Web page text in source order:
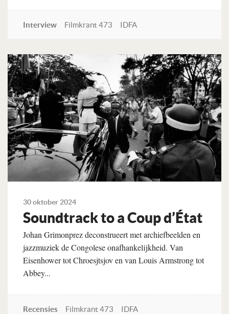
Interview Filmkrant 473 IDFA
Lees verder
30 oktober 2024
Soundtrack to a Coup d’État
Johan Grimonprez deconstrueert met archiefbeelden en
jazzmuziek de Congolese onafhankelijkheid. Van
Eisenhower tot Chroesjtsjov en van Louis Armstrong tot
Abbey...
Recensies Filmkrant 473 IDFA